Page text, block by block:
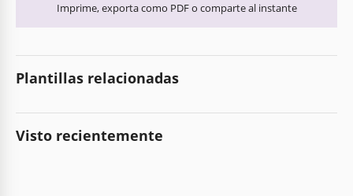
Imprime, exporta como PDF o comparte al instante
Plantillas relacionadas
Visto recientemente